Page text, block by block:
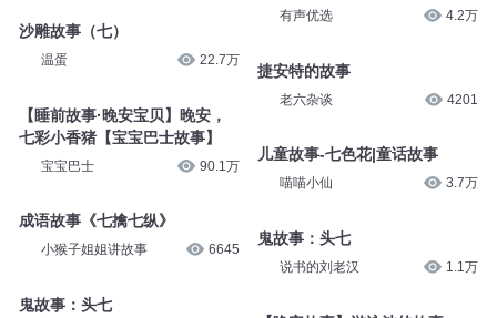
沙雕故事（七）
温蛋 22.7万
【睡前故事·晚安宝贝】晚安，
七彩小香猪【宝宝巴士故事】
宝宝巴士 90.1万
成语故事《七擒七纵》
小猴子姐姐讲故事 6645
鬼故事：头七
有声优选 4.2万
捷安特的故事
老六杂谈 4201
儿童故事-七色花|童话故事
喵喵小仙 3.7万
鬼故事：头七
说书的刘老汉 1.1万